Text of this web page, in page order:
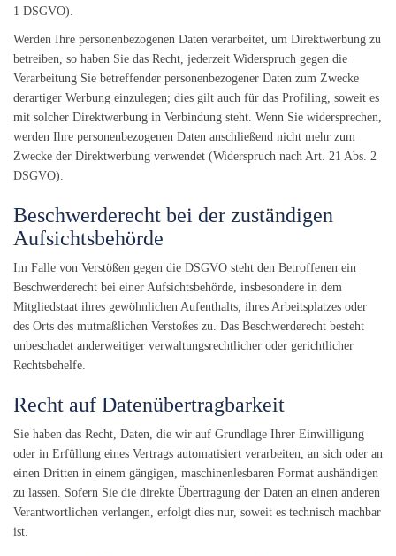
1 DSGVO).
Werden Ihre personenbezogenen Daten verarbeitet, um Direktwerbung zu
betreiben, so haben Sie das Recht, jederzeit Widerspruch gegen die
Verarbeitung Sie betreffender personenbezogener Daten zum Zwecke
derartiger Werbung einzulegen; dies gilt auch für das Profiling, soweit es
mit solcher Direktwerbung in Verbindung steht. Wenn Sie widersprechen,
werden Ihre personenbezogenen Daten anschließend nicht mehr zum
Zwecke der Direktwerbung verwendet (Widerspruch nach Art. 21 Abs. 2
DSGVO).
Beschwerde­recht bei der zuständigen
Aufsichts­behörde
Im Falle von Verstößen gegen die DSGVO steht den Betroffenen ein
Beschwerderecht bei einer Aufsichtsbehörde, insbesondere in dem
Mitgliedstaat ihres gewöhnlichen Aufenthalts, ihres Arbeitsplatzes oder
des Orts des mutmaßlichen Verstoßes zu. Das Beschwerderecht besteht
unbeschadet anderweitiger verwaltungsrechtlicher oder gerichtlicher
Rechtsbehelfe.
Recht auf Daten­übertrag­barkeit
Sie haben das Recht, Daten, die wir auf Grundlage Ihrer Einwilligung
oder in Erfüllung eines Vertrags automatisiert verarbeiten, an sich oder an
einen Dritten in einem gängigen, maschinenlesbaren Format aushändigen
zu lassen. Sofern Sie die direkte Übertragung der Daten an einen anderen
Verantwortlichen verlangen, erfolgt dies nur, soweit es technisch machbar
ist.